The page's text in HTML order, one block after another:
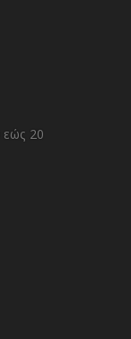
εώς 20